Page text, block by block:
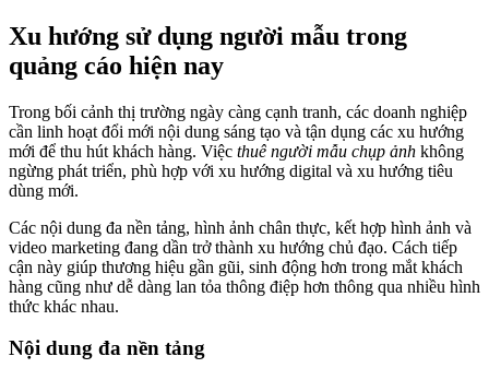
Xu hướng sử dụng người mẫu trong
quảng cáo hiện nay
Trong bối cảnh thị trường ngày càng cạnh tranh, các doanh nghiệp
cần linh hoạt đổi mới nội dung sáng tạo và tận dụng các xu hướng
mới để thu hút khách hàng. Việc thuê người mẫu chụp ảnh không
ngừng phát triển, phù hợp với xu hướng digital và xu hướng tiêu
dùng mới.
Các nội dung đa nền tảng, hình ảnh chân thực, kết hợp hình ảnh và
video marketing đang dần trở thành xu hướng chủ đạo. Cách tiếp
cận này giúp thương hiệu gần gũi, sinh động hơn trong mắt khách
hàng cũng như dễ dàng lan tỏa thông điệp hơn thông qua nhiều hình
thức khác nhau.
Nội dung đa nền tảng